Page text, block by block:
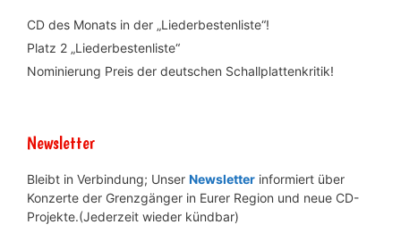
CD des Monats in der „Liederbestenliste“!
Platz 2 „Liederbestenliste“
Nominierung Preis der deutschen Schallplattenkritik!
Newsletter
Bleibt in Verbindung; Unser Newsletter informiert über
Konzerte der Grenzgänger in Eurer Region und neue CD-
Projekte.(Jederzeit wieder kündbar)